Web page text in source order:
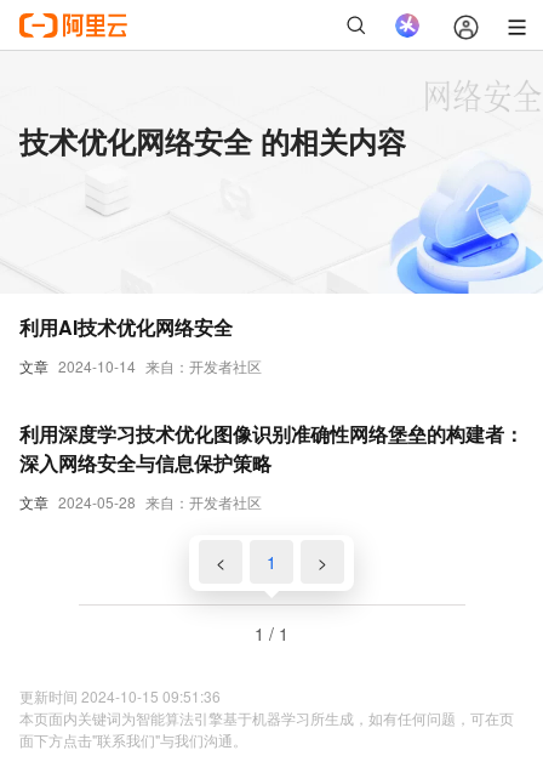
技术优化网络安全 的相关内容
文章 2024-10-14 来自：开发者社区
利用AI技术优化网络安全
文章 2024-05-28 来自：开发者社区
利用深度学习技术优化图像识别准确性网络堡垒的构建者：
深入网络安全与信息保护策略
< 1 >
1 / 1
更新时间 2024-10-15 09:51:36
本页面内关键词为智能算法引擎基于机器学习所生成，如有任何问题，可在页
面下方点击"联系我们"与我们沟通。